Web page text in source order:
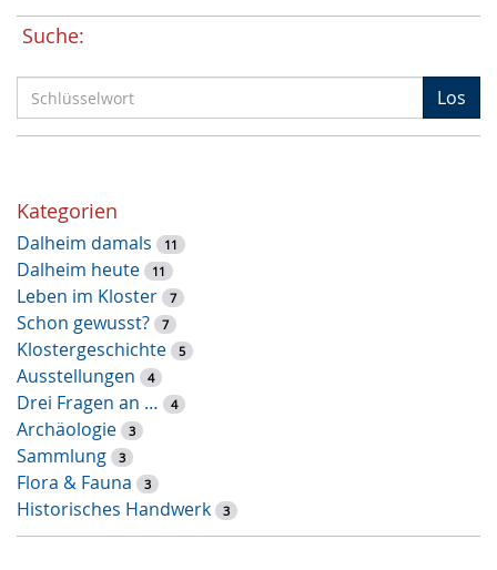
Suche:
c
h
s
s
e
l
w
o
r
t
-
S
u
c
h
Los
Kategorien
Dalheim damals 11
Dalheim heute 11
Leben im Kloster 7
Schon gewusst? 7
Klostergeschichte 5
Ausstellungen 4
Drei Fragen an … 4
Archäologie 3
Sammlung 3
Flora & Fauna 3
Historisches Handwerk 3